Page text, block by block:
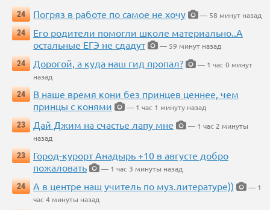
24 Погряз в работе по самое не хочу
— 58 минут назад
24
Его родители помогли школе материально..А
остальные ЕГЭ не сдадут
— 59 минут назад
24
Дорогой, а куда наш гид пропал?
— 1 час 0 минут
назад
24
В наше время кони без принцев ценнее, чем
принцы с конями
— 1 час 1 минуту назад
23
Дай Джим на счастье лапу мне
— 1 час 2 минуты
назад
23
Город-курорт Анадырь +10 в августе добро
пожаловать
— 1 час 3 минуты назад
24
А в центре наш учитель по муз.литературе))
— 1
час 4 минуты назад